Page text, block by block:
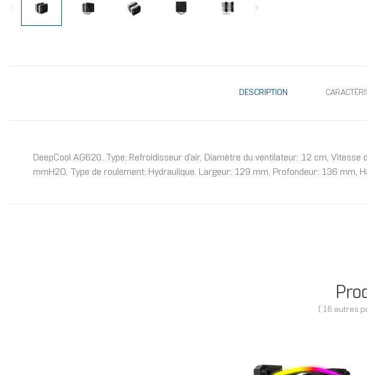
DESCRIPTION
DeepCool AG620. Type: Refroidisseur d'air, Diamètre du ventilateur: 12 cm,
mmH2O, Type de roulement: Hydraulique. Largeur: 129 mm, Profondeur: 136 mm,
( 16 autres